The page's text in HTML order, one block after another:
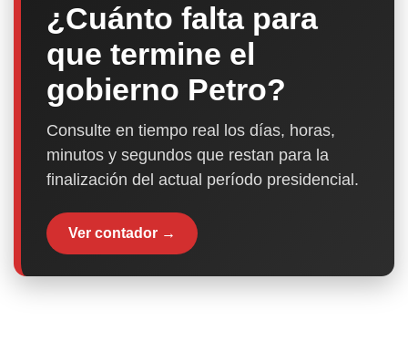
¿Cuánto falta para
que termine el
gobierno Petro?
Consulte en tiempo real los días, horas,
minutos y segundos que restan para la
finalización del actual período presidencial.
Ver contador →